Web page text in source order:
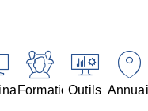
FormationsOutils